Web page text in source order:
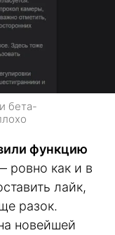
бета-
функцию
ровно как и в
лайк,
разок.
новейшей